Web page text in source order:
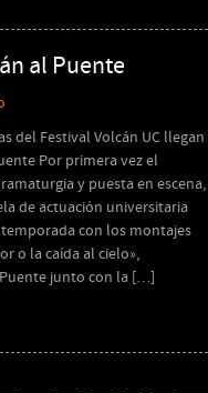
al Puente
del Festival Volcán UC llegan
Por primera vez el
y puesta en escena,
de actuación universitaria
con los montajes
o la caída al cielo»,
junto con la […]